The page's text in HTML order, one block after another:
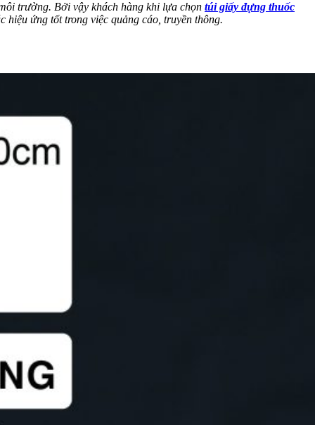
trường. Bởi vậy khách hàng khi lựa chọn túi giấy đựng thuốc
ứng tốt trong việc quảng cáo, truyền thông.